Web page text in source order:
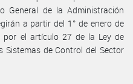
General de la Administración
a partir del 1° de enero de
el artículo 27 de la Ley de
Sistemas de Control del Sector